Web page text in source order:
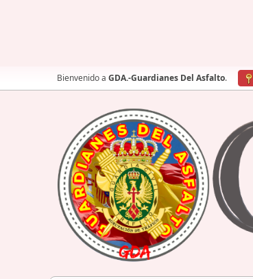
Bienvenido a GDA.-Guardianes Del Asfalto.